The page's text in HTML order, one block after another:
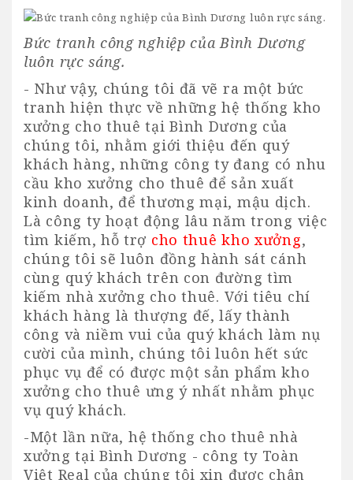
Bức tranh công nghiệp của Bình Dương
luôn rực sáng.
- Như vậy, chúng tôi đã vẽ ra một bức
tranh hiện thực về những hệ thống kho
xưởng cho thuê tại Bình Dương của
chúng tôi, nhằm giới thiệu đến quý
khách hàng, những công ty đang có nhu
cầu kho xưởng cho thuê để sản xuất
kinh doanh, để thương mại, mậu dịch.
Là công ty hoạt động lâu năm trong việc
tìm kiếm, hỗ trợ cho thuê kho xưởng,
chúng tôi sẽ luôn đồng hành sát cánh
cùng quý khách trên con đường tìm
kiếm nhà xưởng cho thuê. Với tiêu chí
khách hàng là thượng đế, lấy thành
công và niềm vui của quý khách làm nụ
cười của mình, chúng tôi luôn hết sức
phục vụ để có được một sản phẩmkho
xưởng cho thuê ưng ý nhất nhằm phục
vụ quý khách.
-Một lần nữa, hệ thống cho thuê nhà
xưởng tại Bình Dương - công ty Toàn
Việt Real của chúng tôi xin được chân